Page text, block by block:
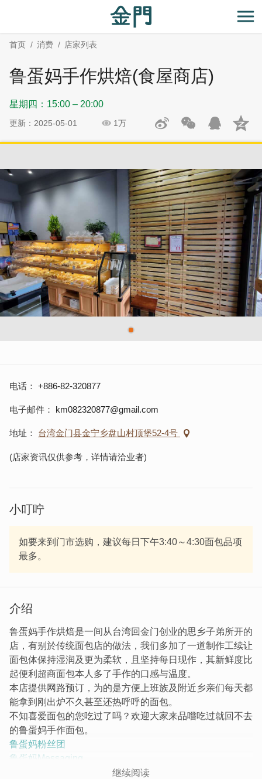
主
开
首页 消费 店家列表
鲁蛋妈手作烘焙(食屋商店)
星期四：15:00 – 20:00
更新：2025-05-01 1万
社
电话 +886-82-320877
电子邮件 km082320877@gmail.com
地址 台湾金门县金宁乡盘山村顶堡52-4号
(店家资讯仅供参考，详情请洽业者)
小叮咛
如要来到门市选购，建议每日下午3:40～4:30面包品项
最多。
介绍
鲁蛋妈手作烘焙是一间从台湾回金门创业的思乡子弟所开的
店，有别於传统面包店的做法，我们多加了一道制作工续让
面包体保持湿润及更为柔软，且坚持每日现作，其新鲜度比
起便利超商面包本人多了手作的口感与温度。
本店提供网路预订，为的是方便上班族及附近乡亲们每天都
能拿到刚出炉不久甚至还热呼呼的面包。
不知喜爱面包的您吃过了吗？欢迎大家来品嚐吃过就回不去
的鲁蛋妈手作面包。
鲁蛋妈粉丝团
鲁蛋妈Messaging
或搜寻ID:@170vinan (1对1私讯)。
继续阅读